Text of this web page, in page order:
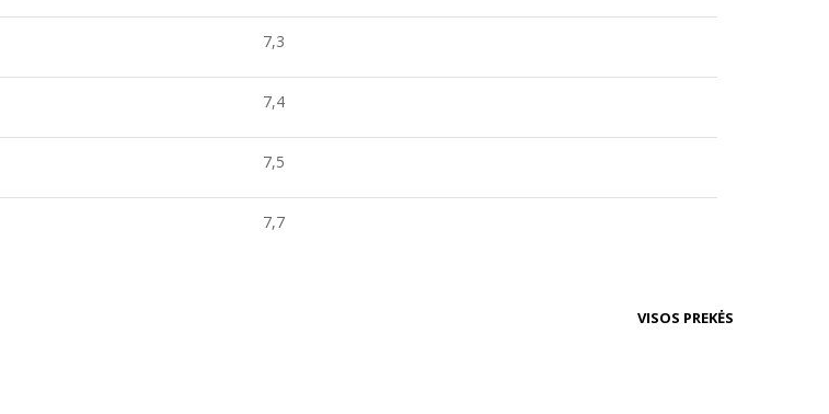
7,3
7,4
7,5
7,7
VISOS PREKĖS